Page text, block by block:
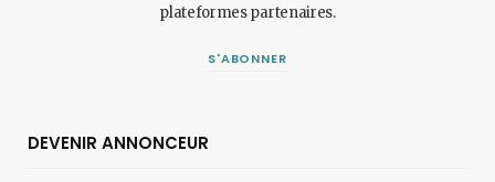
plateformes partenaires.
S'ABONNER
DEVENIR ANNONCEUR